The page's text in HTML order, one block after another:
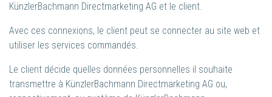
KünzlerBachmann Directmarketing AG et le client.
Avec ces connexions, le client peut se connecter au site web et
utiliser les services commandés.
Le client décide quelles données personnelles il souhaite
transmettre à KünzlerBachmann Directmarketing AG ou,